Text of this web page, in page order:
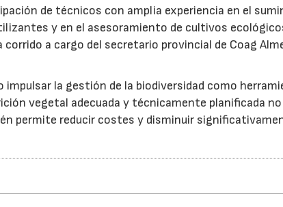
de técnicos con amplia experiencia en el
y en el asesoramiento de cultivos
a cargo del secretario provincial de Coag
la gestión de la biodiversidad como
vegetal adecuada y técnicamente planificada
permite reducir costes y disminuir